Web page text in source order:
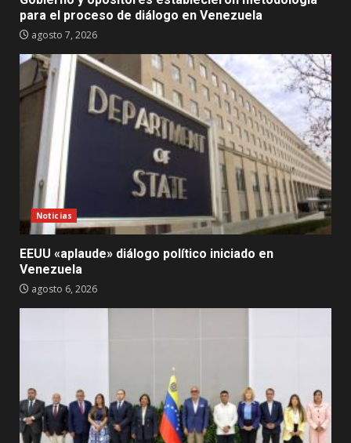
para el proceso de diálogo en Venezuela
agosto 7, 2026
Noticias
EEUU «aplaude» diálogo político iniciado en
Venezuela
agosto 6, 2026